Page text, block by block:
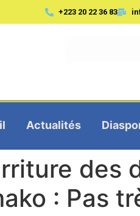
+223 20 22 36 83
Actualités
des
: Pas